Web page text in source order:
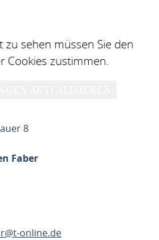
zu sehen müssen Sie den
Cookies zustimmen.
Faber
online.de